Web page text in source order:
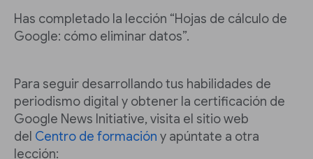
Has completado la lección “Hojas de cálculo de
Google: cómo eliminar datos”.
Para seguir desarrollando tus habilidades de
periodismo digital y obtener la certificación de
Google News Initiative, visita el sitio web
del Centro de formación y apúntate a otra
lección: